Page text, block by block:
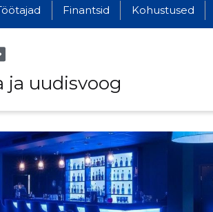
Finantsid Kohustused
ja uudisvoog